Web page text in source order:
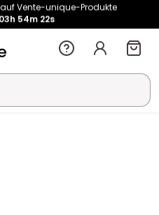
03h 54m21s
- Gleicher Shop, neuer Name!
auf Vente-unique-Produkte